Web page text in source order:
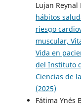
Lujan
hábitos
riesgo
muscular,
Vida en
del Instituto
Ciencias de
(2025)
Fátima Ynés